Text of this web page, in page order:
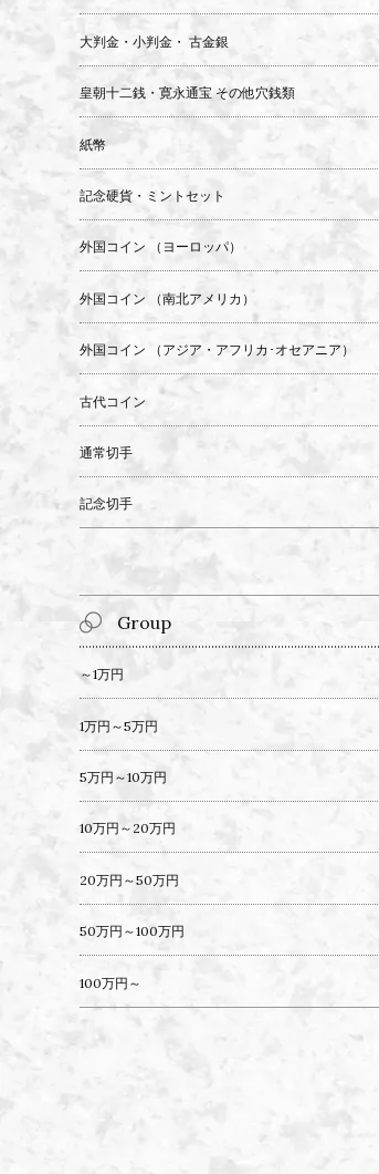
大判金・小判金・ 古金銀
皇朝十二銭・寛永通宝 その他穴銭類
紙幣
記念硬貨・ミントセット
外国コイン （ヨーロッパ）
外国コイン （南北アメリカ）
外国コイン （アジア・アフリカ･オセアニア）
古代コイン
通常切手
記念切手
Group
～1万円
1万円～5万円
5万円～10万円
10万円～20万円
20万円～50万円
50万円～100万円
100万円～